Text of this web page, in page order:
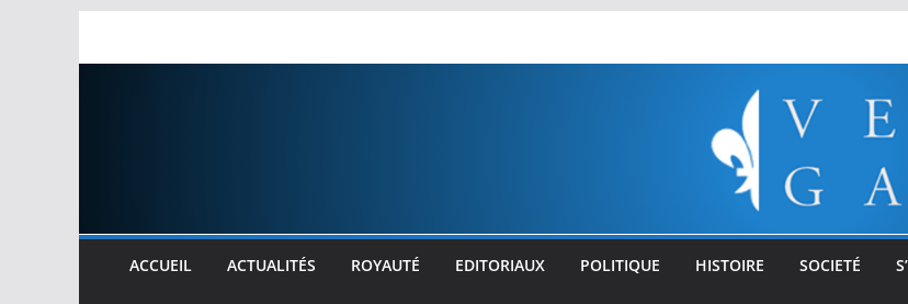
ACCUEIL ACTUALITÉS ROYAUTÉ EDITORIAUX POLITIQUE HISTOIRE SOCIETÉ